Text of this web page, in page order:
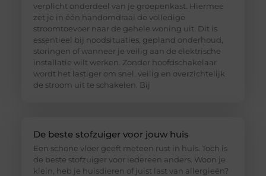
verplicht onderdeel van je groepenkast. Hiermee
zet je in één handomdraai de volledige
stroomtoevoer naar de gehele woning uit. Dit is
essentieel bij noodsituaties, gepland onderhoud,
storingen of wanneer je veilig aan de elektrische
installatie wilt werken. Zonder hoofdschakelaar
wordt het lastiger om snel, veilig en overzichtelijk
de stroom uit te schakelen. Bij
De beste stofzuiger voor jouw huis
Een schone vloer geeft meteen rust in huis. Toch is
de beste stofzuiger voor iedereen anders. Woon je
klein, heb je huisdieren of juist last van allergieën?